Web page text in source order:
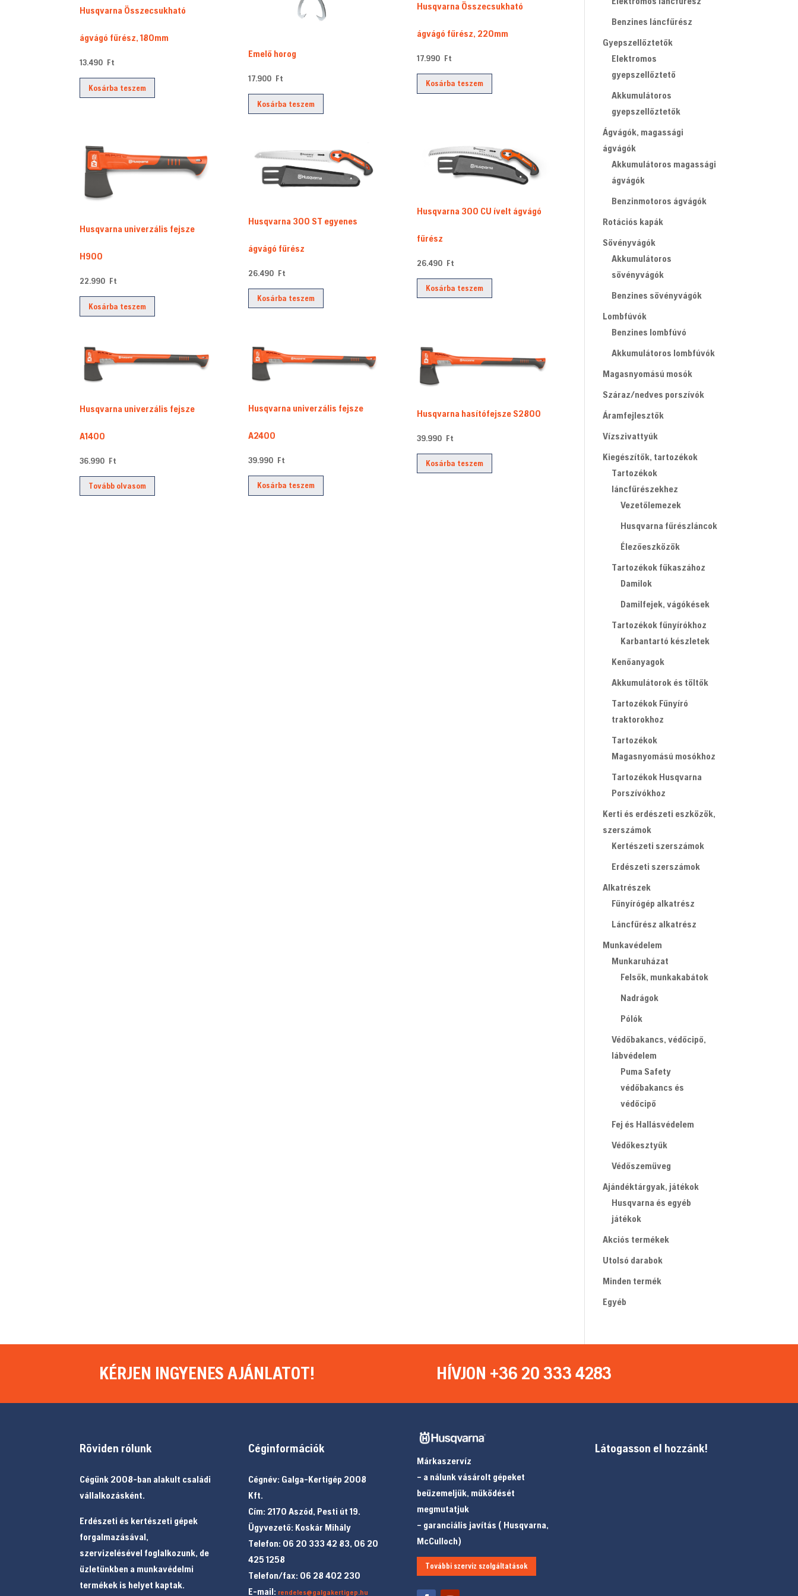
termékoldalon
Husqvarna Összecsukható
ágvágó fűrész, 180mm
13.490 Ft
Kosárba teszem
Emelő horog
17.900 Ft
Kosárba teszem
Husqvarna Összecsukható
ágvágó fűrész, 220mm
17.990 Ft
Kosárba teszem
Husqvarna univerzális fejsze
H900
22.990 Ft
Kosárba teszem
Husqvarna 300 ST egyenes
ágvágó fűrész
26.490 Ft
Kosárba teszem
Husqvarna 300 CU ívelt ágvágó
fűrész
26.490 Ft
Kosárba teszem
Husqvarna univerzális fejsze
A1400
36.990 Ft
Tovább olvasom
Husqvarna univerzális fejsze
A2400
39.990 Ft
Kosárba teszem
Husqvarna hasítófejsze S2800
39.990 Ft
Kosárba teszem
Benzines láncfűrész
Gyepszellőztetők
Elektromos
gyepszellőztető
Akkumulátoros
gyepszellőztetők
Ágvágók, magassági
ágvágók
Akkumulátoros magassági
ágvágók
Benzinmotoros ágvágók
Rotációs kapák
Sövényvágók
Akkumulátoros
sövényvágók
Benzines sövényvágók
Lombfúvók
Benzines lombfúvó
Akkumulátoros lombfúvók
Magasnyomású mosók
Száraz/nedves porszívók
Áramfejlesztők
Vízszivattyúk
Kiegészítők, tartozékok
Tartozékok
láncfűrészekhez
Vezetőlemezek
Husqvarna fűrészláncok
Élezőeszközök
Tartozékok fűkaszához
Damilok
Damilfejek, vágókések
Tartozékok fűnyírókhoz
Karbantartó készletek
Kenőanyagok
Akkumulátorok és töltők
Tartozékok Fűnyíró
traktorokhoz
Tartozékok
Magasnyomású mosókhoz
Tartozékok Husqvarna
Porszívókhoz
Kerti és erdészeti eszközök,
szerszámok
Kertészeti szerszámok
Erdészeti szerszámok
Alkatrészek
Fűnyírógép alkatrész
Láncfűrész alkatrész
Munkavédelem
Munkaruházat
Felsők, munkakabátok
Nadrágok
Pólók
Védőbakancs, védőcipő,
lábvédelem
Puma Safety
védőbakancs és
védőcipő
Fej és Hallásvédelem
Védőkesztyűk
Védőszemüveg
Ajándéktárgyak, játékok
Husqvarna és egyéb
játékok
Akciós termékek
Utolsó darabok
Minden termék
Egyéb
KÉRJEN INGYENES AJÁNLATOT! HÍVJON +36 20 333 4283
Röviden rólunk
Cégünk 2008-ban alakult családi
vállalkozásként.
Erdészeti és kertészeti gépek
forgalmazásával,
szervizelésével foglalkozunk, de
üzletünkben a munkavédelmi
termékek is helyet kaptak.
Céginformációk
Cégnév: Galga-Kertigép 2008
Kft.
Cím: 2170 Aszód, Pesti út 19.
Ügyvezető: Koskár Mihály
Telefon: 06 20 333 42 83, 06 20
425 1258
Telefon/fax: 06 28 402 230
E-mail: rendeles@galgakertigep.hu
Márkaszervíz
– a nálunk vásárolt gépeket
beüzemeljük, működését
megmutatjuk
– garanciális javítás ( Husqvarna,
McCulloch)
További szerviz szolgáltatások
Látogasson el hozzánk!